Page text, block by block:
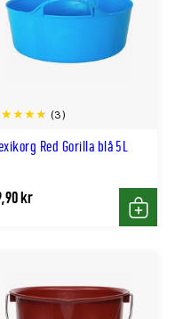
Red Gorilla blå 5L
(3)
kr
Köp